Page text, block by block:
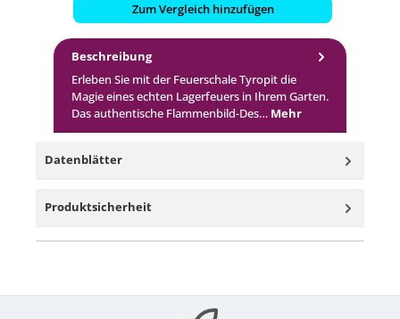
Zum Vergleich hinzufügen
Beschreibung
Erleben Sie mit der Feuerschale Tyropit die
Magie eines echten Lagerfeuers in Ihrem Garten.
Das authentische Flammenbild-Des… Mehr
Datenblätter
Produktsicherheit